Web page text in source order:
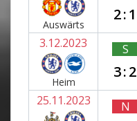
Auswärts
2:1
3.12.2023
Heim
S
3:2
25.11.2023 N